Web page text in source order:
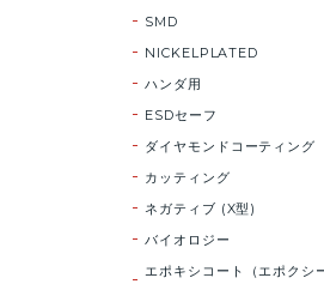
SMD
NICKELPLATED
ハンダ用
ESDセーフ
ダイヤモンドコーティング
カッティング
ネガティブ (X型)
バイオロジー
エポキシコート（エポクシ